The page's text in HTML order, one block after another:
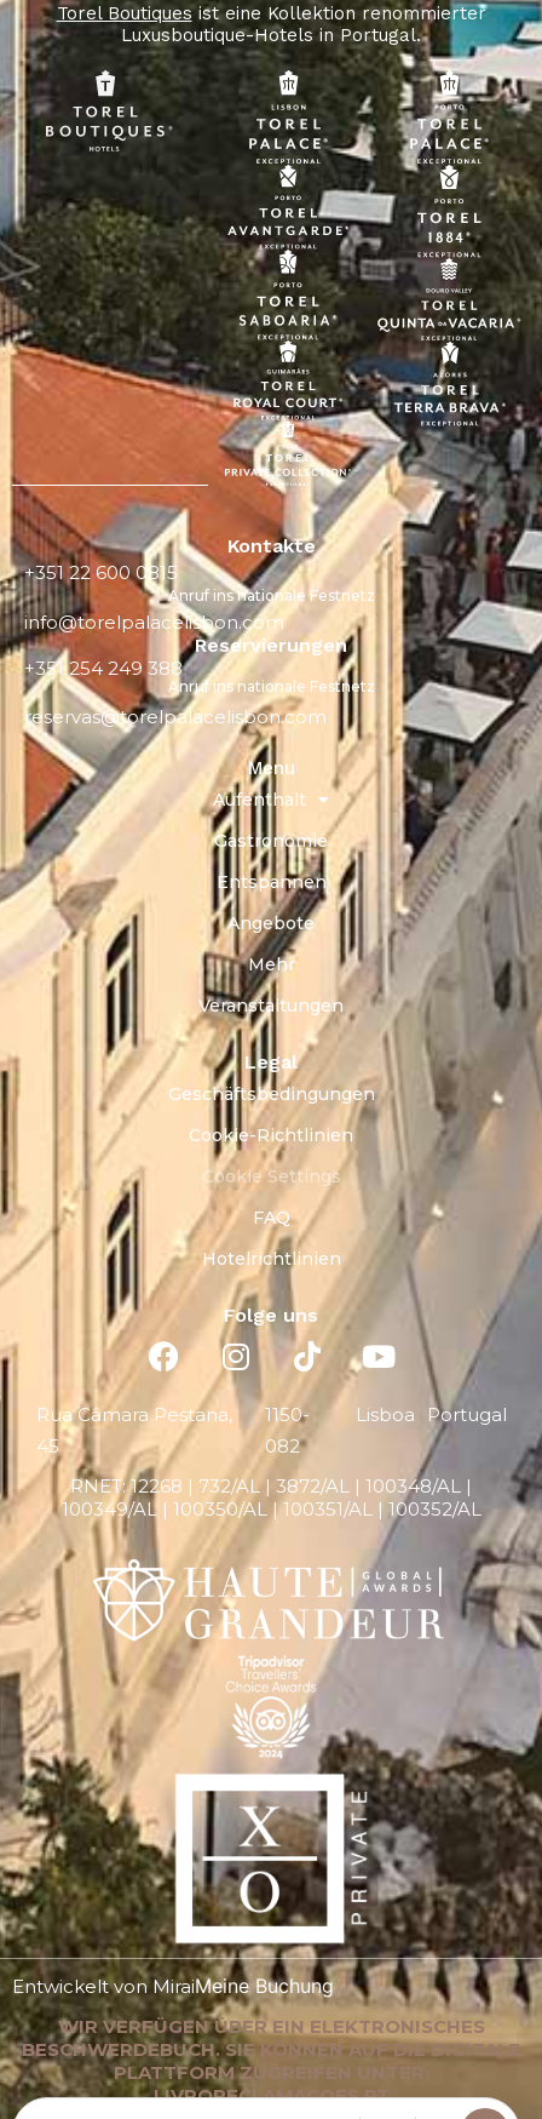
Torel Boutiquesist eine Kollektion renommierter
Luxusboutique-Hotels in Portugal.
Kontakte
+351 22 600 0815
Anruf ins nationale Festnetz
info@torelpalacelisbon.com
Reservierungen
+351 254 249 388
Anruf ins nationale Festnetz
reservas@torelpalacelisbon.com
Menu
Aufenthalt
Gastronomie
Entspannen
Angebote
Mehr
Veranstaltungen
Legal
Geschäftsbedingungen
Cookie-Richtlinien
Cookie Settings
FAQ
Hotelrichtlinien
Folge uns
Rua Câmara Pestana,
45
1150-
082
Lisboa Portugal
RNET:12268 | 732/AL | 3872/AL | 100348/AL |
100349/AL | 100350/AL | 100351/AL | 100352/AL
Entwickelt von MiraiMeine Buchung
WIR VERFÜGEN ÜBER EIN ELEKTRONISCHES
BESCHWERDEBUCH. SIE KÖNNEN AUF DIE DIGITALE
PLATTFORM ZUGREIFEN UNTER:
LIVRORECLAMACOES.PT